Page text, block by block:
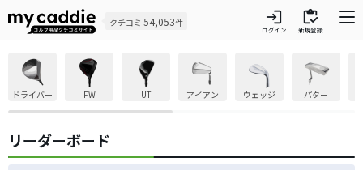
クチコミ 54,053件 login
ログイン
inventory
新規登録
ドライバー FW UT アイアン ウェッジ パター
リーダーボード